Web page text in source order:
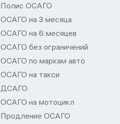
Полис ОСАГО
ОСАГО на 3 месяца
ОСАГО на 6 месяцев
ОСАГО без ограничений
ОСАГО по маркам авто
ОСАГО на такси
ДСАГО
ОСАГО на мотоцикл
Продление ОСАГО